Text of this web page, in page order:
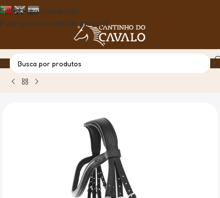
Saltar para navegação
Pular para o conteúdo principal
Casa Produto Cabeçada de Freio/Bridão – Balma